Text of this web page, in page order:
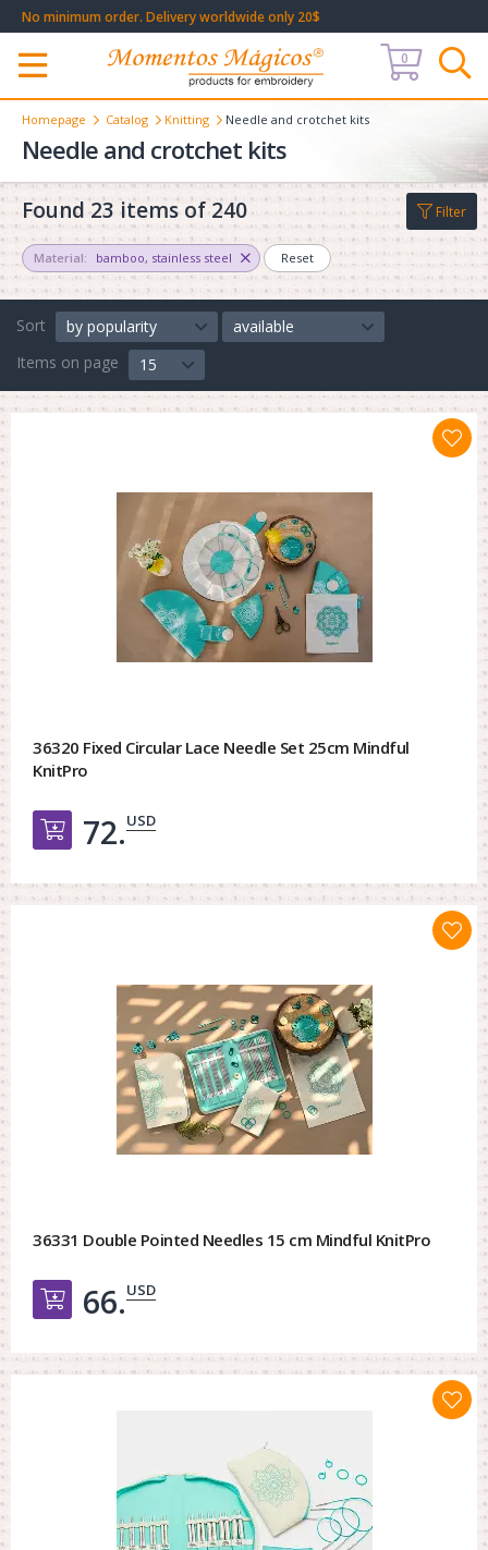
No minimum order. Delivery worldwide only 20$
Меню
0
Homepage Catalog Knitting Needle and crotchet kits
Needle and crotchet kits
Found 23 items of 240
Material: bamboo, stainless steel Reset
Sort by popularity
available
Items on page
15
36320 Fixed Circular Lace Needle Set 25cm Mindful
KnitPro
Добавить в корзину
72.USD
36331 Double Pointed Needles 15 cm Mindful KnitPro
Добавить в корзину
66.USD
Filter